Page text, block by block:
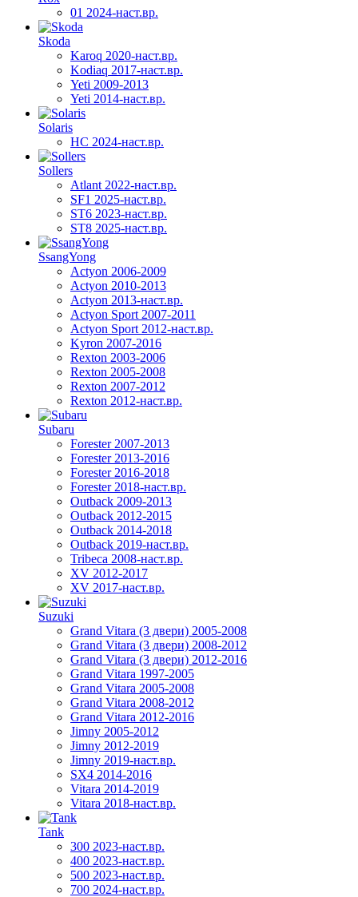
01 2024-наст.вр.
Skoda
Karoq 2020-наст.вр.
Kodiaq 2017-наст.вр.
Yeti 2009-2013
Yeti 2014-наст.вр.
Solaris
HC 2024-наст.вр.
Sollers
Atlant 2022-наст.вр.
SF1 2025-наст.вр.
ST6 2023-наст.вр.
ST8 2025-наст.вр.
SsangYong
Actyon 2006-2009
Actyon 2010-2013
Actyon 2013-наст.вр.
Actyon Sport 2007-2011
Actyon Sport 2012-наст.вр.
Kyron 2007-2016
Rexton 2003-2006
Rexton 2005-2008
Rexton 2007-2012
Rexton 2012-наст.вр.
Subaru
Forester 2007-2013
Forester 2013-2016
Forester 2016-2018
Forester 2018-наст.вр.
Outback 2009-2013
Outback 2012-2015
Outback 2014-2018
Outback 2019-наст.вр.
Tribeca 2008-наст.вр.
XV 2012-2017
XV 2017-наст.вр.
Suzuki
Grand Vitara (3 двери) 2005-2008
Grand Vitara (3 двери) 2008-2012
Grand Vitara (3 двери) 2012-2016
Grand Vitara 1997-2005
Grand Vitara 2005-2008
Grand Vitara 2008-2012
Grand Vitara 2012-2016
Jimny 2005-2012
Jimny 2012-2019
Jimny 2019-наст.вр.
SX4 2014-2016
Vitara 2014-2019
Vitara 2018-наст.вр.
Tank
300 2023-наст.вр.
400 2023-наст.вр.
500 2023-наст.вр.
700 2024-наст.вр.